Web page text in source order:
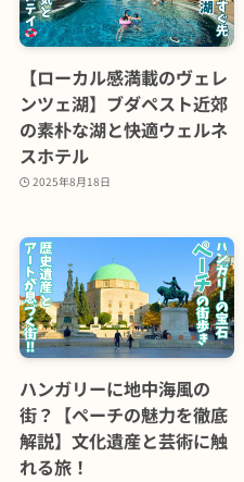
【ローカル感満載のヴェレ
ンツェ湖】ブダペスト近郊
の素朴な湖と快適ウェルネ
スホテル
2025年8月18日
ハンガリーに地中海風の
街？【ペーチの魅力を徹底
解説】文化遺産と芸術に触
れる旅！